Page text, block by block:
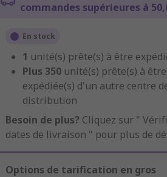
commandes supérieures à
En stock
1 unité(s) prête(s) à être
Plus 350 unité(s) prête(s) à être
expédiée(s) d'un autre centre
distribution
Besoin de plus? Cliquez sur "
dates de livraison " pour plus de
Options de tarification en gros